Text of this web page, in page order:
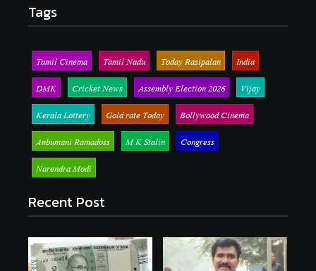
Tags
Tamil Cinema Tamil Nadu Today Rasipalan
India
DMK
Cricket News Assembly Election 2026
Vijay
Kerala Lottery
Gold rate Today
Bollywood Cinema
Anbumani Ramadoss
M K Stalin
Congress
Narendra Modi
Recent Post